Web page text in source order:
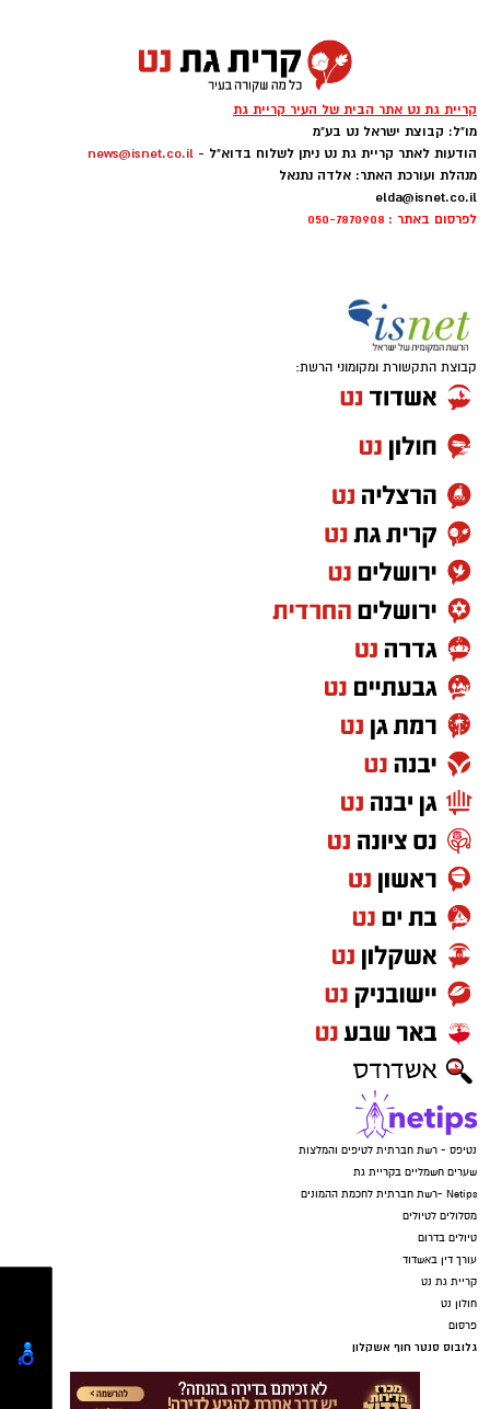
קריית גת נט אתר הבית של העיר קריית גת
מו"ל: קבוצת ישראל נט בע"מ
הודעות לאתר קריית גת נט ניתן לשלוח בדוא"ל - news@isnet.co.il
מנהלת ועורכת האתר: אלדה נתנאל
elda@isnet.co.il
לפרסום באתר : 050-7870908
קבוצת התקשורת ומקומוני הרשת:
נטיפס - רשת חברתית לטיפים והמלצות
שערים חשמליים בקריית גת
Netips -רשת חברתית לחכמת ההמונים
מסלולים לטיולים
טיולים בדרום
עורך דין באשדוד
קריית גת נט
חולון נט
פרסום
גלובוס סנטר חוף אשקלון